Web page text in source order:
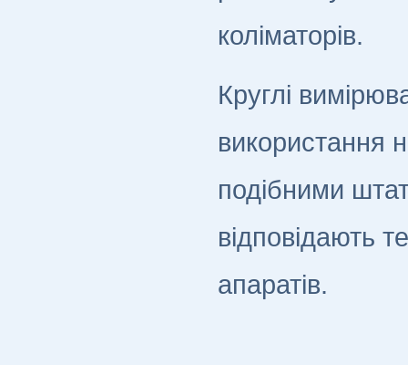
коліматорів.
Круглі
використання
подібними
відповідають
апаратів.